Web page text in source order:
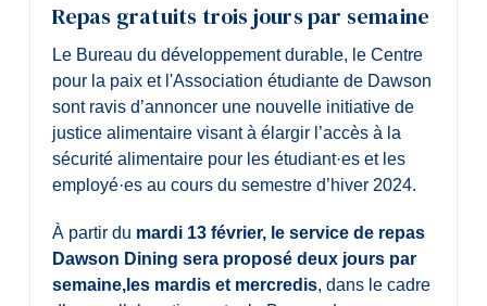
Repas gratuits trois jours par semaine
Le Bureau du développement durable, le Centre
pour la paix et l'Association étudiante de Dawson
sont ravis d’annoncer une nouvelle initiative de
justice alimentaire visant à élargir l’accès à la
sécurité alimentaire pour les étudiant·es et les
employé·es au cours du semestre d’hiver 2024.
À partir du mardi 13 février, le service de repas
Dawson Dining sera proposé deux jours par
semaine,les mardis et mercredis, dans le cadre